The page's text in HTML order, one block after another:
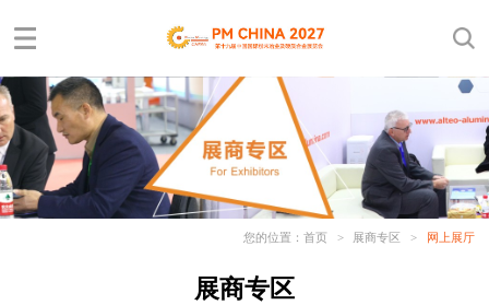
您的位置： 首页 > 展商专区 > 网上展厅
展商专区